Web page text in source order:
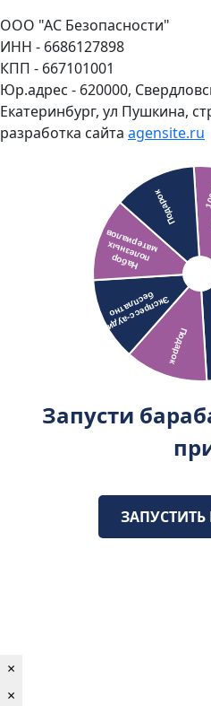
ООО "АС Безопасности"
ИНН - 6686127898
КПП - 667101001
Юр.адрес - 620000,
Екатеринбург, ул Пушкина,
разработка сайта agensite.ru
Запусти
ЗАПУСТИТЬ
×
×